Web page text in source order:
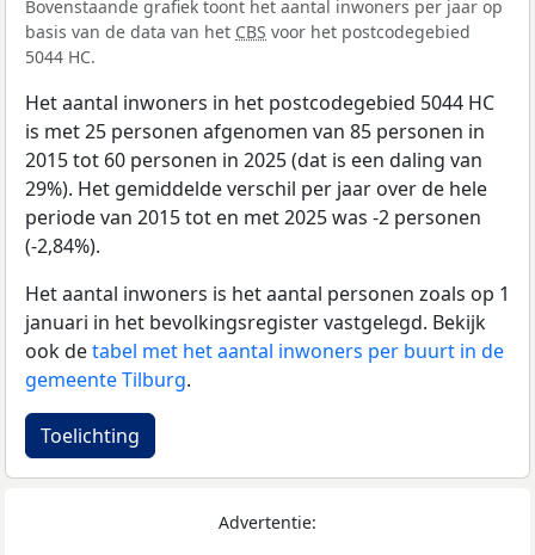
Bovenstaande grafiek toont het aantal inwoners per jaar op
basis van de data van het CBS voor het postcodegebied
5044 HC.
Het aantal inwoners in het postcodegebied 5044 HC
is met 25 personen afgenomen van 85 personen in
2015 tot 60 personen in 2025 (dat is een daling van
29%). Het gemiddelde verschil per jaar over de hele
periode van 2015 tot en met 2025 was -2 personen
(-2,84%).
Het aantal inwoners is het aantal personen zoals op 1
januari in het bevolkingsregister vastgelegd. Bekijk
ook detabel met het aantal inwoners per buurt in de
gemeente Tilburg.
Toelichting
Advertentie: